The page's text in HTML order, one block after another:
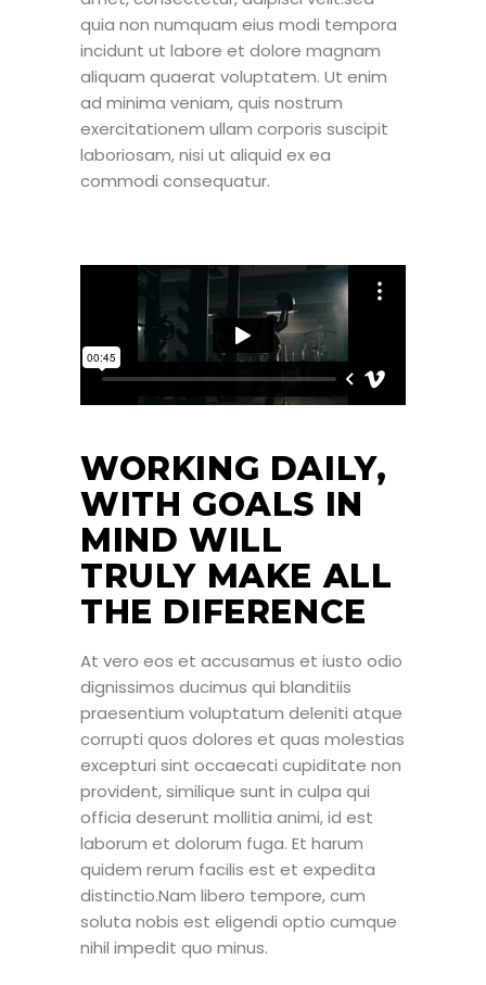
quia non numquam eius modi tempora
incidunt ut labore et dolore magnam
aliquam quaerat voluptatem. Ut enim
ad minima veniam, quis nostrum
exercitationem ullam corporis suscipit
laboriosam, nisi ut aliquid ex ea
commodi consequatur.
WORKING DAILY,
WITH GOALS IN
MIND WILL
TRULY MAKE ALL
THE DIFERENCE
At vero eos et accusamus et iusto odio
dignissimos ducimus qui blanditiis
praesentium voluptatum deleniti atque
corrupti quos dolores et quas molestias
excepturi sint occaecati cupiditate non
provident, similique sunt in culpa qui
officia deserunt mollitia animi, id est
laborum et dolorum fuga. Et harum
quidem rerum facilis est et expedita
distinctio.Nam libero tempore, cum
soluta nobis est eligendi optio cumque
nihil impedit quo minus.